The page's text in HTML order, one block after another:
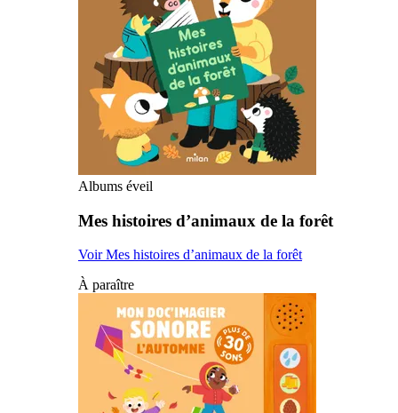
Albums éveil
Mes histoires d’animaux de la forêt
Voir Mes histoires d’animaux de la forêt
À paraître